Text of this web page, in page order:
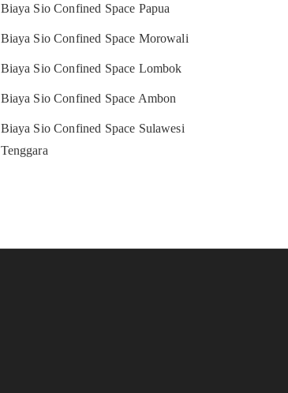
Biaya Sio Confined Space Papua
Biaya Sio Confined Space Morowali
Biaya Sio Confined Space Lombok
Biaya Sio Confined Space Ambon
Biaya Sio Confined Space Sulawesi
Tenggara